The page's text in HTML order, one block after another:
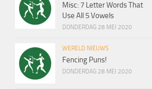
Misc: 7 Letter Words That
Use All 5 Vowels
DONDERDAG 28 MEI 2020
WERELD NIEUWS
Fencing Puns!
DONDERDAG 28 MEI 2020